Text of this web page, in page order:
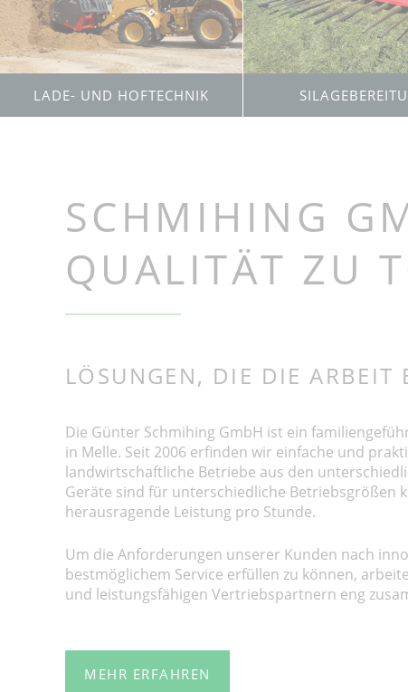
Shark
Alligator CLA
Rübenschnitzler
Alligator CLF
Stationärer
Rübenwäsche
Rüben- und
Zebra, Moose
LADE- UND HOFTECHNIK
SCHMIHING
QUALITÄT ZU
LÖSUNGEN, DIE DIE ARBEIT
Die Günter Schmihing GmbH ist ein
in Melle. Seit 2006 erfinden wir einfache und
landwirtschaftliche Betriebe aus den
Geräte sind für unterschiedliche Betriebsgrößen
herausragende Leistung pro Stunde.
Um die Anforderungen unserer Kunden nach
bestmöglichem Service erfüllen zu können,
und leistungsfähigen Vertriebspartnern eng
MEHR ERFAHREN